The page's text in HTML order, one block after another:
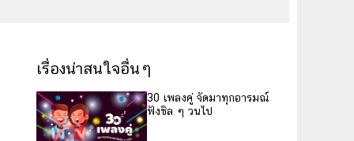
เรื่องน่าสนใจอื่นๆ
30 เพลงคู่ จัดมาทุกอารมณ์
ฟังชิล ๆ วนไป